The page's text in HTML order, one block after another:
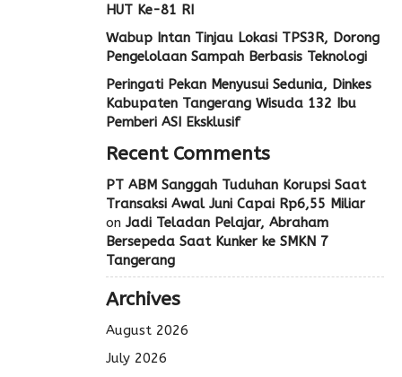
HUT Ke-81 RI
Wabup Intan Tinjau Lokasi TPS3R, Dorong
Pengelolaan Sampah Berbasis Teknologi
Peringati Pekan Menyusui Sedunia, Dinkes
Kabupaten Tangerang Wisuda 132 Ibu
Pemberi ASI Eksklusif
Recent Comments
PT ABM Sanggah Tuduhan Korupsi Saat
Transaksi Awal Juni Capai Rp6,55 Miliar
on Jadi Teladan Pelajar, Abraham
Bersepeda Saat Kunker ke SMKN 7
Tangerang
Archives
August 2026
July 2026